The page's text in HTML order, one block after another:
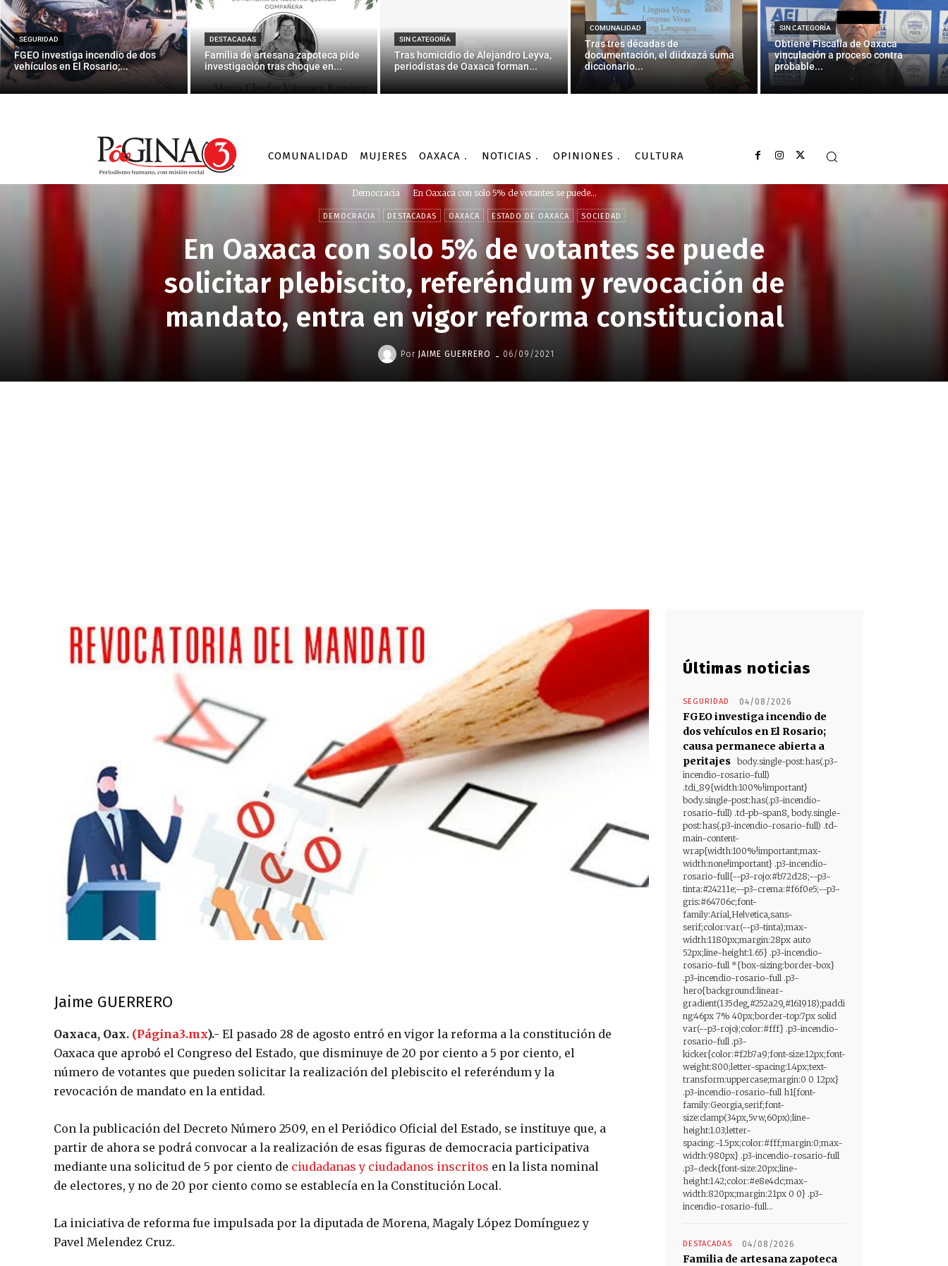
SEGURIDAD
FGEO investiga incendio de dos
vehículos en El Rosario;...
DESTACADAS
Familia de artesana zapoteca pide
investigación tras choque en...
SIN CATEGORÍA
Tras homicidio de Alejandro Leyva,
periodistas de Oaxaca forman...
COMUNALIDAD
Tras tres décadas de
documentación, el diidxazá suma
diccionario...
SIN CATEGORÍA
Obtiene Fiscalía de Oaxaca
vinculación a proceso contra
probable...
COMUNALIDAD MUJERES OAXACA NOTICIAS OPINIONES CULTURA
Democracia En Oaxaca con solo 5% de votantes se puede...
DEMOCRACIA DESTACADAS OAXACA ESTADO DE OAXACA SOCIEDAD
En Oaxaca con solo 5% de votantes se puede
solicitar plebiscito, referéndum y revocación de
mandato, entra en vigor reforma constitucional
Por JAIME GUERRERO - 06/09/2021
Jaime GUERRERO
Oaxaca, Oax. (Página3.mx).- El pasado 28 de agosto entró en vigor la reforma a la constitución de
Oaxaca que aprobó el Congreso del Estado, que disminuye de 20 por ciento a 5 por ciento, el
número de votantes que pueden solicitar la realización del plebiscito el referéndum y la
revocación de mandato en la entidad.
Con la publicación del Decreto Número 2509, en el Periódico Oficial del Estado, se instituye que, a
partir de ahora se podrá convocar a la realización de esas figuras de democracia participativa
mediante una solicitud de 5 por ciento de ciudadanas y ciudadanos inscritos en la lista nominal
de electores, y no de 20 por ciento como se establecía en la Constitución Local.
La iniciativa de reforma fue impulsada por la diputada de Morena, Magaly López Domínguez y
Pavel Melendez Cruz.
Últimas noticias
SEGURIDAD 04/08/2026
FGEO investiga incendio de
dos vehículos en El Rosario;
causa permanece abierta a
peritajes body.single-post:has(.p3-
incendio-rosario-full)
.tdi_89{width:100%!important}
body.single-post:has(.p3-incendio-
rosario-full) .td-pb-span8, body.single-
post:has(.p3-incendio-rosario-full) .td-
main-content-
wrap{width:100%!important;max-
width:none!important} .p3-incendio-
rosario-full{--p3-rojo:#b72d28;--p3-
tinta:#24211e;--p3-crema:#f6f0e5;--p3-
gris:#64706c;font-
family:Arial,Helvetica,sans-
serif;color:var(--p3-tinta);max-
width:1180px;margin:28px auto
52px;line-height:1.65} .p3-incendio-
rosario-full *{box-sizing:border-box}
.p3-incendio-rosario-full .p3-
hero{background:linear-
gradient(135deg,#252a29,#161918);paddi
ng:46px 7% 40px;border-top:7px solid
var(--p3-rojo);color:#fff} .p3-incendio-
rosario-full .p3-
kicker{color:#f2b7a9;font-size:12px;font-
weight:800;letter-spacing:1.4px;text-
transform:uppercase;margin:0 0 12px}
.p3-incendio-rosario-full h1{font-
family:Georgia,serif;font-
size:clamp(34px,5vw,60px);line-
height:1.03;letter-
spacing:-1.5px;color:#fff;margin:0;max-
width:980px} .p3-incendio-rosario-full
.p3-deck{font-size:20px;line-
height:1.42;color:#e8e4dc;max-
width:820px;margin:21px 0 0} .p3-
incendio-rosario-full...
DESTACADAS 04/08/2026
Familia de artesana zapoteca